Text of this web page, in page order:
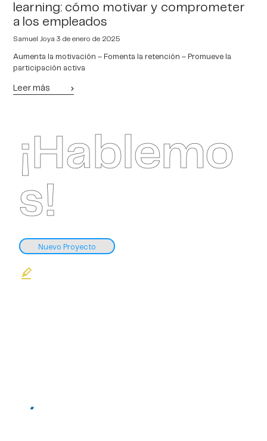
learning: cómo motivar y comprometer
a los empleados
Samuel Joya3 de enero de 2025
Aumenta la motivación – Fomenta la retención – Promueve la
participación activa
Leer más
¡Hablemo
s!
Nuevo Proyecto